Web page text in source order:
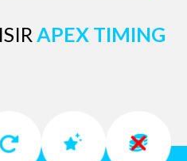
APEX TIMING